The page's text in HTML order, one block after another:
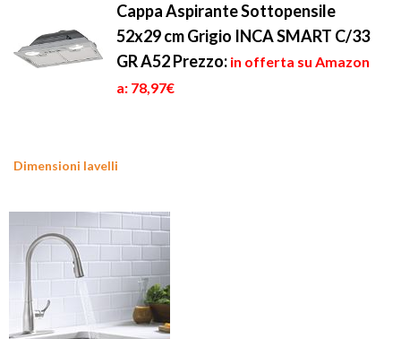
Cappa Aspirante Sottopensile
52x29 cm Grigio INCA SMART C/33
GR A52Prezzo: in offerta su Amazon
a: 78,97€
Dimensioni lavelli